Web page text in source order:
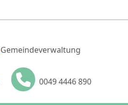
Gemeindeverwaltung
0049 4446 890